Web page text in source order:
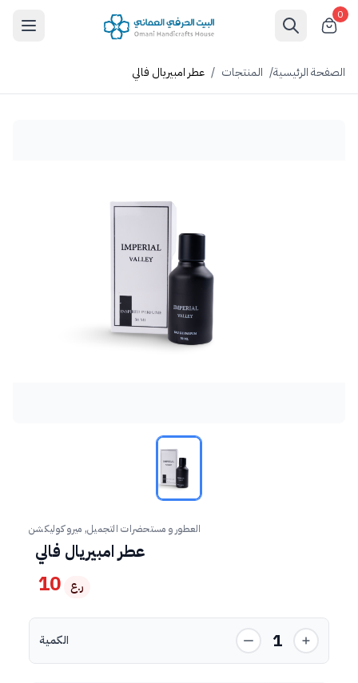
0
الصفحة الرئيسية/ المنتجات / عطر امبيريال فالي
العطور و مستحضرات التجميل, ميرو كوليكشن
عطر امبيريال فالي
10 ر.ع
الكمية 1